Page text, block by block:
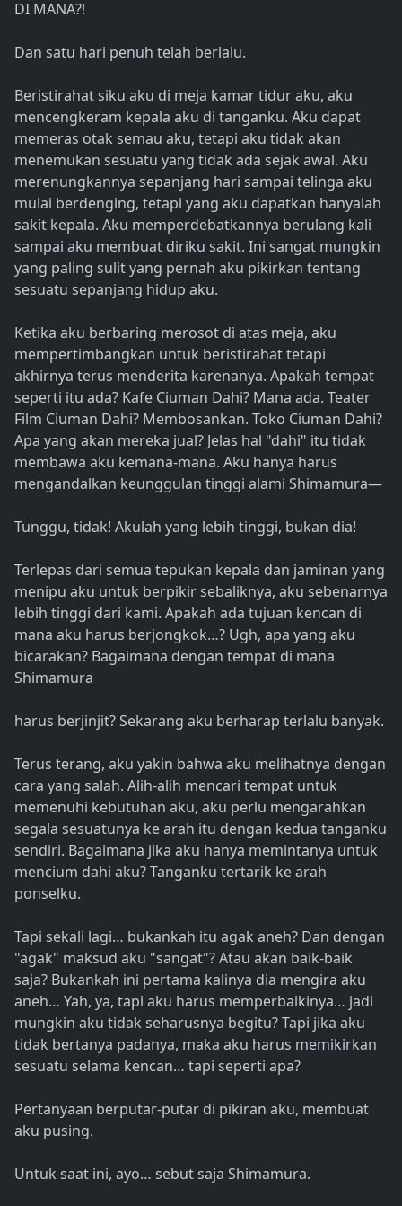
DI MANA?!
Dan satu hari penuh telah berlalu.
Beristirahat siku aku di meja kamar tidur aku, aku
mencengkeram kepala aku di tanganku. Aku dapat
memeras otak semau aku, tetapi aku tidak akan
menemukan sesuatu yang tidak ada sejak awal. Aku
merenungkannya sepanjang hari sampai telinga aku
mulai berdenging, tetapi yang aku dapatkan hanyalah
sakit kepala. Aku memperdebatkannya berulang kali
sampai aku membuat diriku sakit. Ini sangat mungkin
yang paling sulit yang pernah aku pikirkan tentang
sesuatu sepanjang hidup aku.
Ketika aku berbaring merosot di atas meja, aku
mempertimbangkan untuk beristirahat tetapi
akhirnya terus menderita karenanya. Apakah tempat
seperti itu ada? Kafe Ciuman Dahi? Mana ada. Teater
Film Ciuman Dahi? Membosankan. Toko Ciuman Dahi?
Apa yang akan mereka jual? Jelas hal "dahi" itu tidak
membawa aku kemana-mana. Aku hanya harus
mengandalkan keunggulan tinggi alami Shimamura—
Tunggu, tidak! Akulah yang lebih tinggi, bukan dia!
Terlepas dari semua tepukan kepala dan jaminan yang
menipu aku untuk berpikir sebaliknya, aku sebenarnya
lebih tinggi dari kami. Apakah ada tujuan kencan di
mana aku harus berjongkok…? Ugh, apa yang aku
bicarakan? Bagaimana dengan tempat di mana
Shimamura
harus berjinjit? Sekarang aku berharap terlalu banyak.
Terus terang, aku yakin bahwa aku melihatnya dengan
cara yang salah. Alih-alih mencari tempat untuk
memenuhi kebutuhan aku, aku perlu mengarahkan
segala sesuatunya ke arah itu dengan kedua tanganku
sendiri. Bagaimana jika aku hanya memintanya untuk
mencium dahi aku? Tanganku tertarik ke arah
ponselku.
Tapi sekali lagi… bukankah itu agak aneh? Dan dengan
"agak" maksud aku "sangat"? Atau akan baik-baik
saja? Bukankah ini pertama kalinya dia mengira aku
aneh… Yah, ya, tapi aku harus memperbaikinya… jadi
mungkin aku tidak seharusnya begitu? Tapi jika aku
tidak bertanya padanya, maka aku harus memikirkan
sesuatu selama kencan… tapi seperti apa?
Pertanyaan berputar-putar di pikiran aku, membuat
aku pusing.
Untuk saat ini, ayo… sebut saja Shimamura.